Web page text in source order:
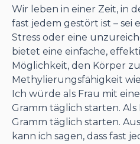
Wir leben in einer Zeit, in
fast jedem gestört ist – sei
Stress oder eine
bietet eine einfache,
Möglichkeit, den Körper
Methylierungsfähigkeit
Ich würde als Frau mit
Gramm täglich starten.
Gramm täglich starten.
kann ich sagen, dass fast